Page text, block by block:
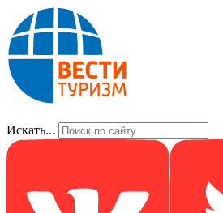
Искать...